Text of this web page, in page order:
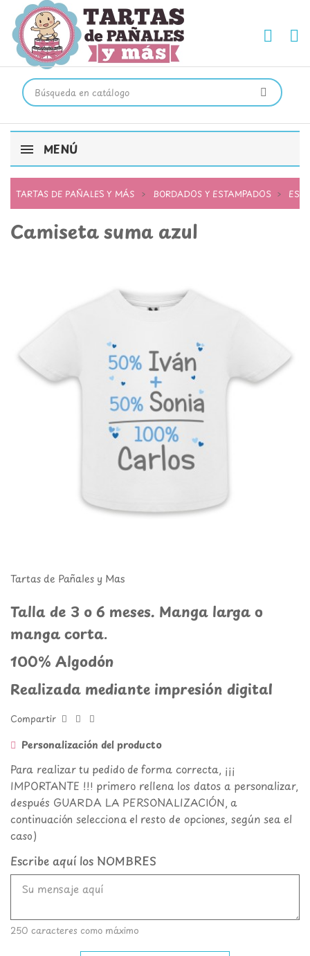
MENÚ
TARTAS DE PAÑALES Y MÁS BORDADOS Y ESTAMPADOS
Camiseta suma azul
Tartas de Pañales y Mas
Talla de 3 o 6 meses. Manga larga o
manga corta.
100% Algodón
Realizada mediante impresión digital
Compartir
Personalización del producto
Para realizar tu pedido de forma correcta, ¡¡¡
IMPORTANTE !!! primero rellena los datos a personalizar,
después GUARDA LA PERSONALIZACIÓN, a
continuación selecciona el resto de opciones, según sea el
caso)
Escribe aquí los NOMBRES
250 caracteres como máximo